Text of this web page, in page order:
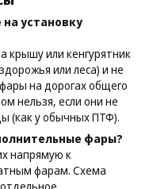
установку
крышу или кенгурятник
или леса) и не
на дорогах общего
нельзя, если они не
(как у обычных ПТФ).
фары?
напрямую к
фарам. Схема